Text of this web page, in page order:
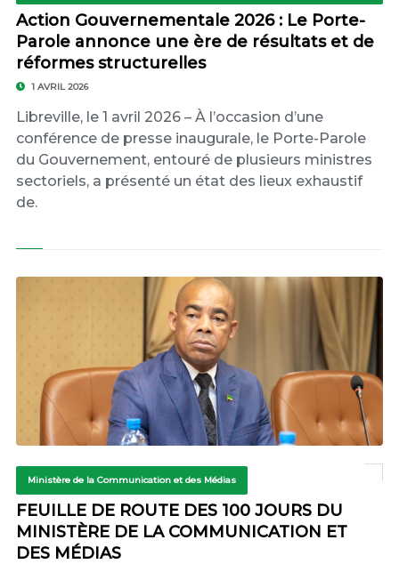
Action Gouvernementale 2026 : Le Porte-
Parole annonce une ère de résultats et de
réformes structurelles
1 AVRIL 2026
Libreville, le 1 avril 2026 – À l’occasion d’une
conférence de presse inaugurale, le Porte-Parole
du Gouvernement, entouré de plusieurs ministres
sectoriels, a présenté un état des lieux exhaustif
de.
Ministère de la Communication et des Médias
FEUILLE DE ROUTE DES 100 JOURS DU
MINISTÈRE DE LA COMMUNICATION ET
DES MÉDIAS